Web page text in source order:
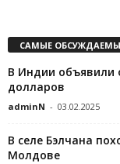
САМЫЕ
В Индии объявили
долларов
adminN - 03.02.2025
В селе Бэлчана
Молдове